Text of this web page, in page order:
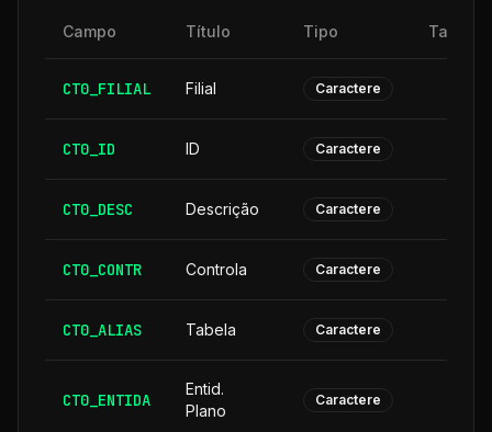
Campo Título Tipo
CT0_FILIAL Filial Caractere
CT0_ID ID Caractere
CT0_DESC Descrição Caractere
CT0_CONTR Controla Caractere
CT0_ALIAS Tabela Caractere
CT0_ENTIDA
Entid.
Plano
Caractere